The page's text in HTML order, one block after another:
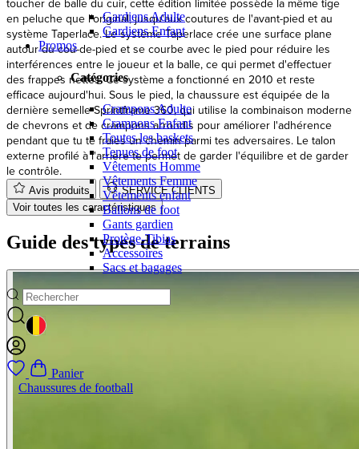
Gardiens Adulte
Gardiens Enfant
Promos
Catégories
Crampons Adulte
Crampons Enfant
Toutes les baskets
Tenues de foot
Vêtements Homme
Vêtements Femme
Vêtements enfant
Ballons de foot
Gants gardien
Protège-Tibias
Accessoires
Sacs et bagages
GEOLOCATION BUTTON: BELGIQUE
Panier
Chaussures de football
système Taperlace. Le système Taperlace crée une surface plane
autour du cou-de-pied et se courbe avec le pied pour réduire les
interférences entre le joueur et la balle, ce qui permet d'effectuer
des frappes nettes. Ce système a fonctionné en 2010 et reste
efficace aujourd'hui. Sous le pied, la chaussure est équipée de la
dernière semelle Sprintframe 360, qui utilise la combinaison moderne
de chevrons et de crampons arrondis pour améliorer l'adhérence
pendant que tu te fraies un chemin parmi tes adversaires. Le talon
externe profilé à l'arrière te permet de garder l'équilibre et de garder
le contrôle.
Avis produits
SERVICE CLIENTS
Voir toutes les caractéristiques
Guide des types de terrains